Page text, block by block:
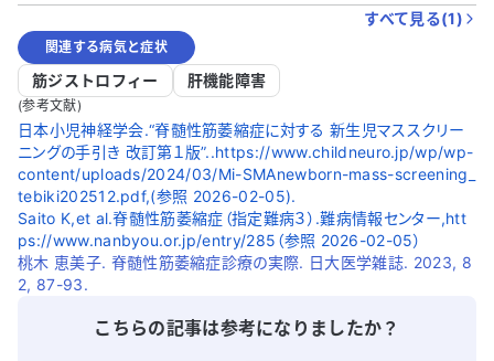
すべて見る(1)
関連する病気と症状
筋ジストロフィー 肝機能障害
(参考文献)
⽇本⼩児神経学会.“脊髄性筋萎縮症に対する 新⽣児マススクリー
ニングの⼿引き 改訂第１版”..https://www.childneuro.jp/wp/wp-
content/uploads/2024/03/Mi-SMAnewborn-mass-screening_
tebiki202512.pdf,(参照 2026-02-05).
Saito K,et al.脊髄性筋萎縮症（指定難病３）.難病情報センター,htt
ps://www.nanbyou.or.jp/entry/285（参照 2026-02-05）
桃木 恵美子. 脊髄性筋萎縮症診療の実際. 日大医学雑誌. 2023, 8
2, 87-93.
こちらの記事は参考になりましたか？